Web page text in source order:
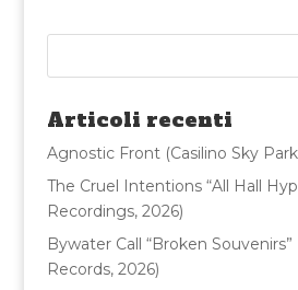
e
b
o
o
k
te
r
l
di
vi
di
Articoli recenti
Agnostic Front (Casilino Sky
The Cruel Intentions “All Hall
Recordings, 2026)
Bywater Call “Broken
Records, 2026)